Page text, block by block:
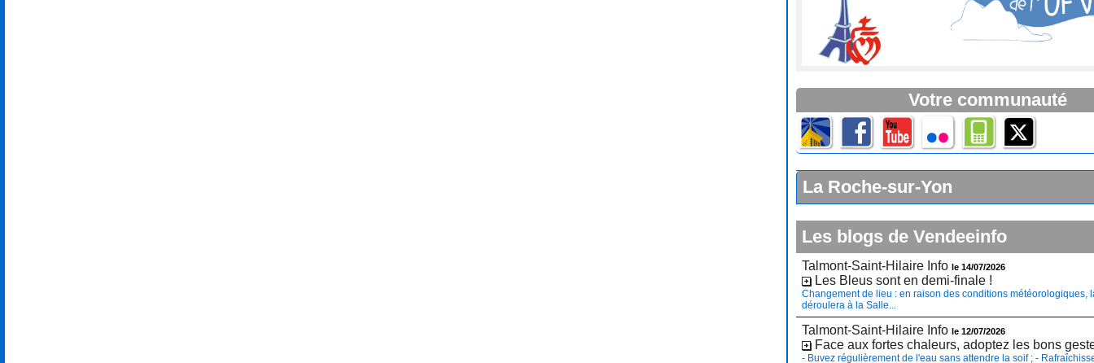
Votre communauté
La Roche-sur-Yon
Les blogs de Vendeeinfo
Talmont-Saint-Hilaire Infole 14/07/2026
Les Bleus sont en demi-finale !
Changement de lieu : en raison des conditions météorologiques,
déroulera à la Salle...
Talmont-Saint-Hilaire Infole 12/07/2026
Face aux fortes chaleurs, adoptez les bons
- Buvez régulièrement de l'eau sans attendre la soif ; -